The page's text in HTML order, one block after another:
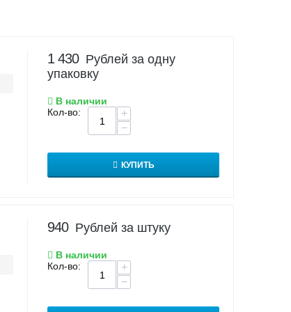
1 430 Рублей за одну
упаковку
В наличии
Кол-во:
+
−
КУПИТЬ
940 Рублей за штуку
В наличии
Кол-во:
+
−